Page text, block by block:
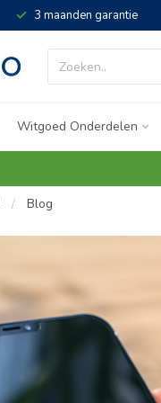
3 maanden garantie
Witgoed Onderdelen
/ Blog